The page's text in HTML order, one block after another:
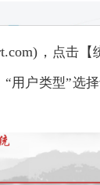
， 点击【
用户类型”选